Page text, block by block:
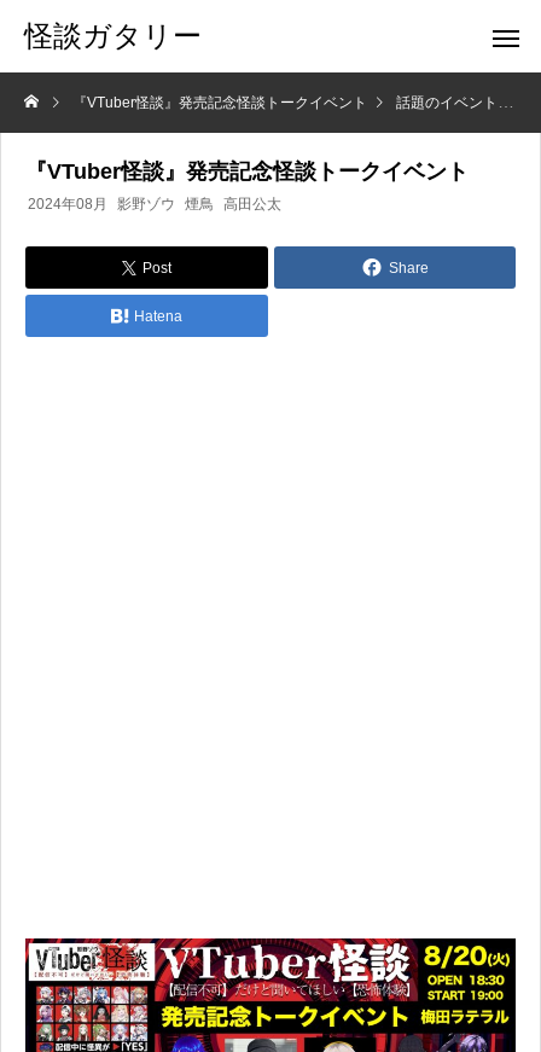
怪談ガタリー
『VTuber怪談』発売記念怪談トークイベント 話題のイベント
『VTuber怪談』発売記念怪談トークイベント
2024年08月 影野ゾウ 煙鳥 高田公太
Post Share
Hatena